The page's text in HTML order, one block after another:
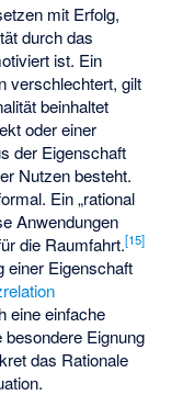
mit Erfolg,
durch das
ist. Ein
verschlechtert, gilt
beinhaltet
oder einer
der Eigenschaft
Nutzen besteht.
Ein „rational
Anwendungen
die Raumfahrt.[15]
Eigenschaft
eine einfache
Eignung
das Rationale